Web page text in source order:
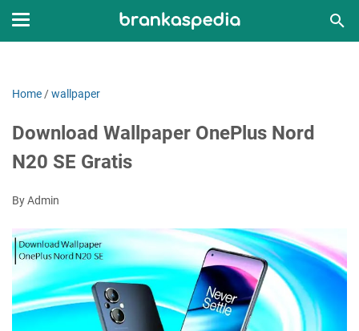
Home /wallpaper
Download Wallpaper OnePlus Nord
N20 SE Gratis
By Admin